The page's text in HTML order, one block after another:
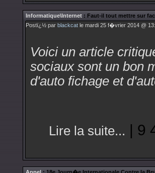
Informatique\Internet : Faut-il tout mettre sur
Postï¿½ par blackcat le mardi 25 f�vrier 2014 @
Voici un article
sociaux sont un bon
d'auto fichage et
Lire la suite... | 9